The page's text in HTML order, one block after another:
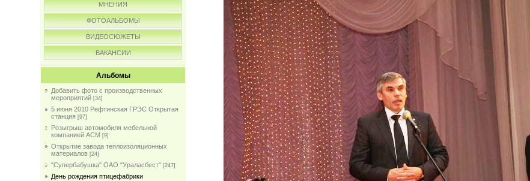
МНЕНИЯ
ФОТОАЛЬБОМЫ
ВИДЕОСЮЖЕТЫ
ВАКАНСИИ
Альбомы
Добавить фото с производственных
мероприятий [34]
5 июня 2010 Рефтинская ГРЭС Открытая
станция [97]
Розыгрыш автомобиля мебельной
компанией АСМ [9]
Открытие завода теплоизоляционных
материалов [24]
"Супербабушка" ОАО "Ураласбест" [247]
День рождения птицефабрики